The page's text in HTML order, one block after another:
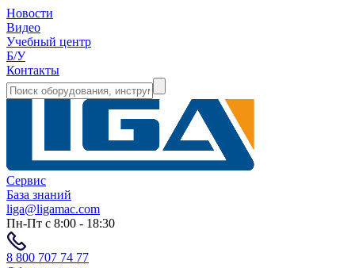
Новости
Видео
Учебный центр
Б/У
Контакты
Сервис
База знаний
liga@ligamac.com
Пн-Пт с 8:00 - 18:30
8 800 707 74 77